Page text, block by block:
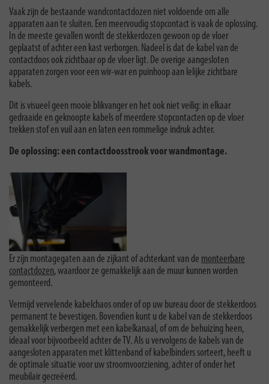
Vaak zijn de bestaande wandcontactdozen niet voldoende om alle
apparaten aan te sluiten. Een meervoudig stopcontact is vaak de oplossing.
In de meeste gevallen wordt de stekkerdozen gewoon op de vloer
geplaatst of achter een kast verborgen. Nadeel is dat de kabel van de
contactdoos ook zichtbaar op de vloer ligt. De overige aangesloten
apparaten zorgen voor een wir-war en puinhoop aan lelijke zichtbare
kabels.
Dit is visueel geen mooie blikvanger en het ook niet veilig: in elkaar
gedraaide en geknoopte kabels of meerdere stopcontacten op de vloer
trekken stof en vuil aan en laten een rommelige indruk achter.
De oplossing: een contactdoosstrook voor wandmontage.
Er zijn montagegaten aan de zijkant of achterkant van de monteerbare
contactdozen, waardoor ze gemakkelijk aan de muur kunnen worden
gemonteerd.
Vermijd vervelende kabelchaos onder of op uw bureau door de stekkerdoos
permanent te bevestigen. Bovendien kunt u de kabel van de stekkerdoos
gemakkelijk verbergen met een kabelkanaal, of om de behuizing heen,
ideaal voor bijvoorbeeld achter de TV. Als u vervolgens de kabels van de
aangesloten apparaten met klittenband of kabelbinders sorteert, heeft u
de optimale situatie voor uw stroomvoorziening, achter of onder het
meubilair gecreëerd.